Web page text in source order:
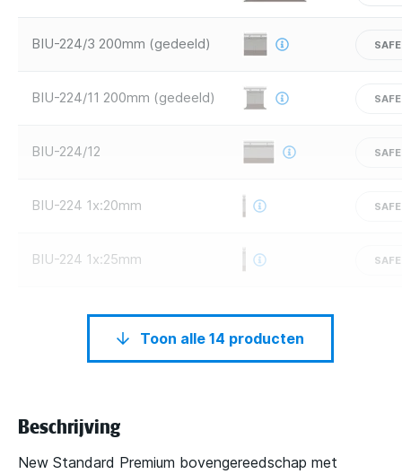
BIU-224/3 200mm (gedeeld)
BIU-224/11 200mm (gedeeld)
BIU-224/12
BIU-224 1x:20mm
BIU-224 1x:25mm
Toon alle 14 producten
Beschrijving
New Standard Premium bovengereedschap met